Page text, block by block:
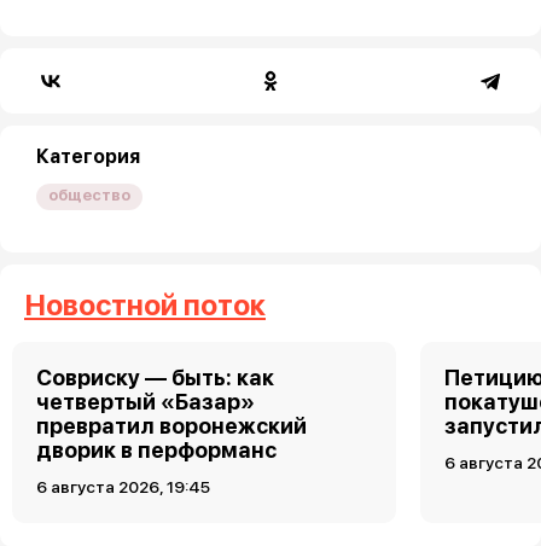
Категория
общество
Новостной поток
Совриску — быть: как
четвертый «Базар»
превратил воронежский
дворик в перформанс
6 августа 2026, 19:45
6 августа